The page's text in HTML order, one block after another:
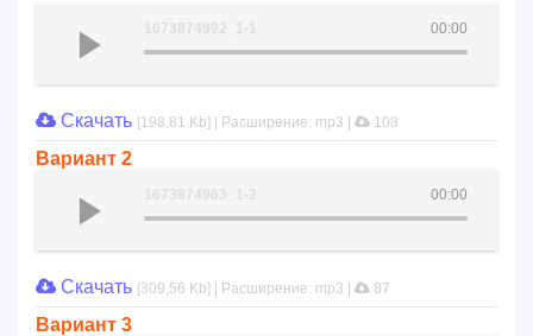
00:00
1673874992_1-1
Скачать [198,81 Kb] | Расширение: mp3 | 108
Вариант 2
00:00
1673874963_1-2
Скачать [309,56 Kb] | Расширение: mp3 | 87
Вариант 3